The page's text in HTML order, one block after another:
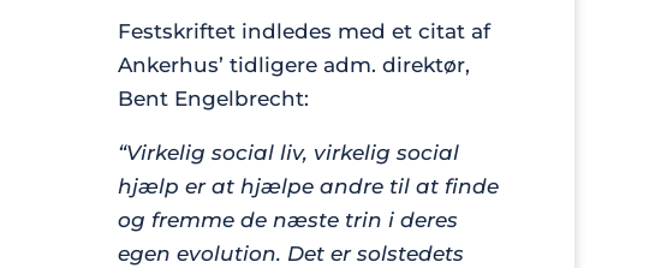
Festskriftet indledes med et citat af
Ankerhus’ tidligere adm. direktør,
Bent Engelbrecht:
“Virkelig social liv, virkelig social
hjælp er at hjælpe andre til at finde
og fremme de næste trin i deres
egen evolution. Det er solstedets